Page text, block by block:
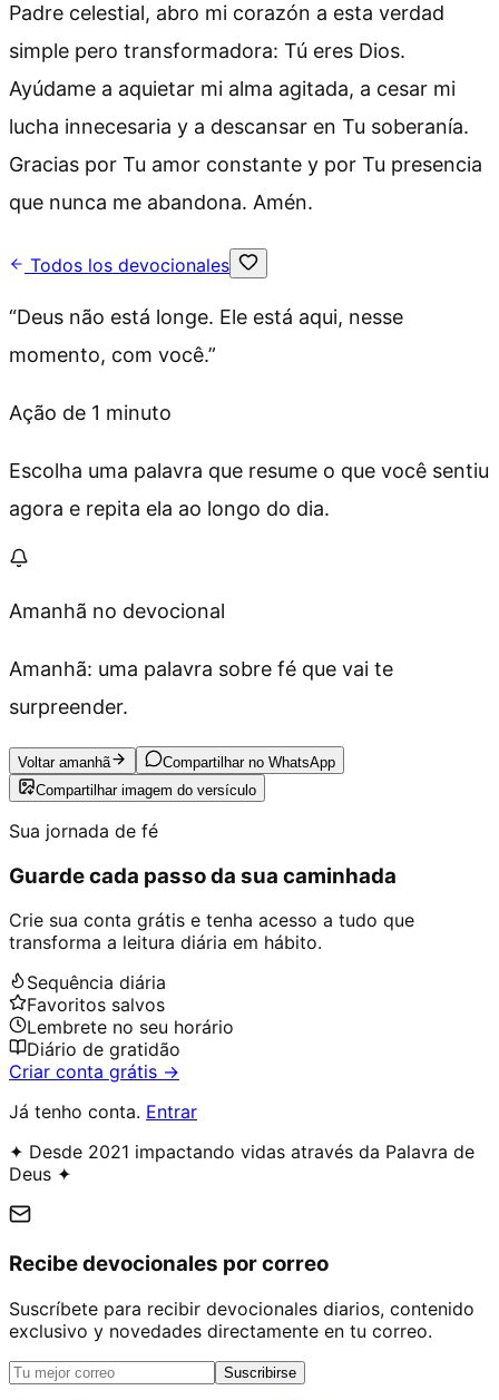
Padre celestial, abro mi corazón a esta verdad
simple pero transformadora: Tú eres Dios.
Ayúdame a aquietar mi alma agitada, a cesar mi
lucha innecesaria y a descansar en Tu soberanía.
Gracias por Tu amor constante y por Tu presencia
que nunca me abandona. Amén.
Todos los devocionales
“Deus não está longe. Ele está aqui, nesse
momento, com você.”
Ação de 1 minuto
Escolha uma palavra que resume o que você sentiu
agora e repita ela ao longo do dia.
Amanhã no devocional
Amanhã: uma palavra sobre fé que vai te
surpreender.
Voltar amanhã
Compartilhar no WhatsApp
Compartilhar imagem do versículo
Sua jornada de fé
Guarde cada passo da sua caminhada
Crie sua conta grátis e tenha acesso a tudo que
transforma a leitura diária em hábito.
Sequência diária
Favoritos salvos
Lembrete no seu horário
Diário de gratidão
Criar conta grátis →
Já tenho conta. Entrar
✦ Desde 2021 impactando vidas através da Palavra de
Deus ✦
Recibe devocionales por correo
Suscríbete para recibir devocionales diarios, contenido
exclusivo y novedades directamente en tu correo.
Suscribirse